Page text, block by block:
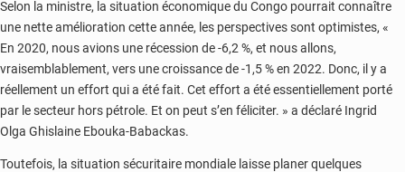
Selon la ministre, la situation économique du Congo pourrait connaître
une nette amélioration cette année, les perspectives sont optimistes, «
En 2020, nous avions une récession de -6,2 %, et nous allons,
vraisemblablement, vers une croissance de -1,5 % en 2022. Donc, il y a
réellement un effort qui a été fait. Cet effort a été essentiellement porté
par le secteur hors pétrole. Et on peut s’en féliciter. » a déclaré Ingrid
Olga Ghislaine Ebouka-Babackas.
Toutefois, la situation sécuritaire mondiale laisse planer quelques